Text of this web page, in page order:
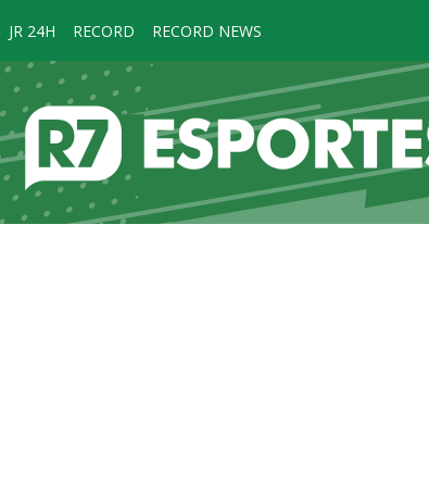
JR 24H RECORD RECORD NEWS